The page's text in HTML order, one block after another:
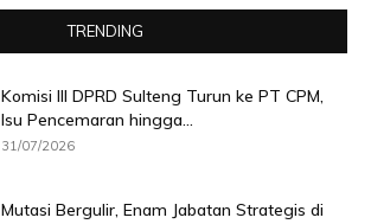
TRENDING
Komisi III DPRD Sulteng Turun ke PT CPM,
Isu Pencemaran hingga...
31/07/2026
Mutasi Bergulir, Enam Jabatan Strategis di